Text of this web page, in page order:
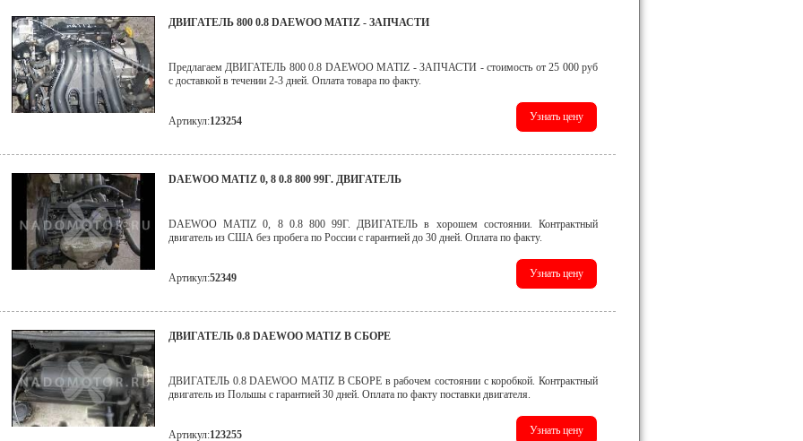
ДВИГАТЕЛЬ 800 0.8 DAEWOO MATIZ - ЗАПЧАСТИ
Предлагаем ДВИГАТЕЛЬ 800 0.8 DAEWOO MATIZ - ЗАПЧАСТИ - стоимость от 25 000 руб
с доставкой в течении 2-3 дней. Оплата товара по факту.
Артикул:123254
DAEWOO MATIZ 0, 8 0.8 800 99Г. ДВИГАТЕЛЬ
DAEWOO MATIZ 0, 8 0.8 800 99Г. ДВИГАТЕЛЬ в хорошем состоянии. Контрактный
двигатель из США без пробега по России с гарантией до 30 дней. Оплата по факту.
Артикул:52349
ДВИГАТЕЛЬ 0.8 DAEWOO MATIZ В СБОРЕ
ДВИГАТЕЛЬ 0.8 DAEWOO MATIZ В СБОРЕ в рабочем состоянии с коробкой. Контрактный
двигатель из Польшы с гарантией 30 дней. Оплата по факту поставки двигателя.
Артикул:123255